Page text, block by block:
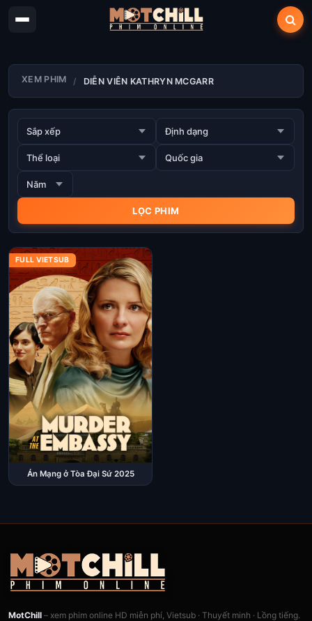
XEM PHIM DIỄN VIÊN KATHRYN MCGARR
FULL VIETSUB
Án Mạng ở Tòa Đại Sứ 2025
MotChill – xem phim online HD miễn phí, Vietsub · Thuyết minh · Lồng tiếng.